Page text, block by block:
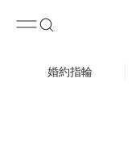
婚約指輪